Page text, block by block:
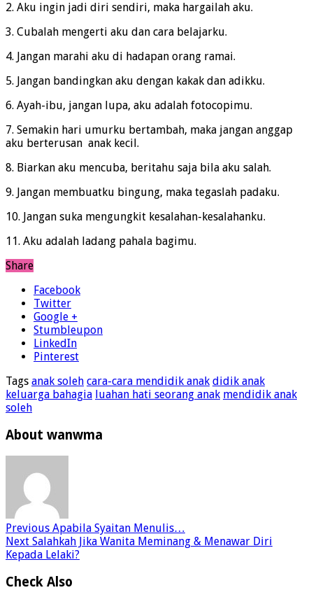
2. Aku ingin jadi diri sendiri, maka hargailah aku.
3. Cubalah mengerti aku dan cara belajarku.
4. Jangan marahi aku di hadapan orang ramai.
5. Jangan bandingkan aku dengan kakak dan adikku.
6. Ayah-ibu, jangan lupa, aku adalah fotocopimu.
7. Semakin hari umurku bertambah, maka jangan anggap
aku berterusan anak kecil.
8. Biarkan aku mencuba, beritahu saja bila aku salah.
9. Jangan membuatku bingung, maka tegaslah padaku.
10. Jangan suka mengungkit kesalahan-kesalahanku.
11. Aku adalah ladang pahala bagimu.
Share
Facebook
Twitter
Google +
Stumbleupon
LinkedIn
Pinterest
Tags anak soleh cara-cara mendidik anak didik anak
keluarga bahagia luahan hati seorang anak mendidik anak
soleh
About wanwma
Previous Apabila Syaitan Menulis…
Next Salahkah Jika Wanita Meminang & Menawar Diri
Kepada Lelaki?
Check Also